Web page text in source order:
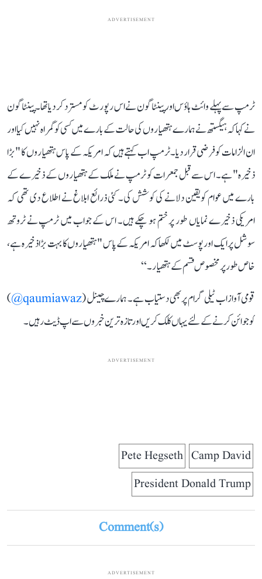
ADVERTISEMENT
ٹرمپ سے پہلے وائٹ ہاؤس اور پینٹاگون نے اس رپورٹ کو مسترد کر دیا تھا۔ پینٹاگون
نے کہا کہ ہیگستھ نے ہمارے ہتھیاروں کی حالت کے بارے میں کسی کو گمراہ نہیں کیا اور
ان الزامات کو فرضی قرار دیا۔ٹرمپ اب کہتے ہیں کہ امریکہ کے پاس ہتھیاروں کا "بڑا
ذخیرہ" ہے۔ اس سے قبل جمعرات کو ٹرمپ نے ملک کے ہتھیاروں کے ذخیرے کے
بارے میں عوام کو یقین دلانے کی کوشش کی۔ کئی ذرائع ابلاغ نے اطلاع دی تھی کہ
امریکی ذخیرے نمایاں طور پر ختم ہو چکے ہیں۔ اس کے جواب میں ٹرمپ نے ٹروتھ
سوشل پر ایک اور پوسٹ میں لکھا کہ امریکہ کے پاس "ہتھیاروں کا بہت بڑا ذخیرہ ہے،
خاص طور پر مخصوص قسم کے ہتھیار۔‘‘
قومی آواز اب ٹیلی گرام پر بھی دستیاب ہے۔ ہمارے چینل (qaumiawaz@
)
کو جوائن کرنے کے لئے یہاں کلک کریں اور تازہ ترین خبروں سے اپ ڈیٹ رہیں۔
ADVERTISEMENT
Camp David
Pete Hegseth
President Donald Trump
Comment(s)
ADVERTISEMENT